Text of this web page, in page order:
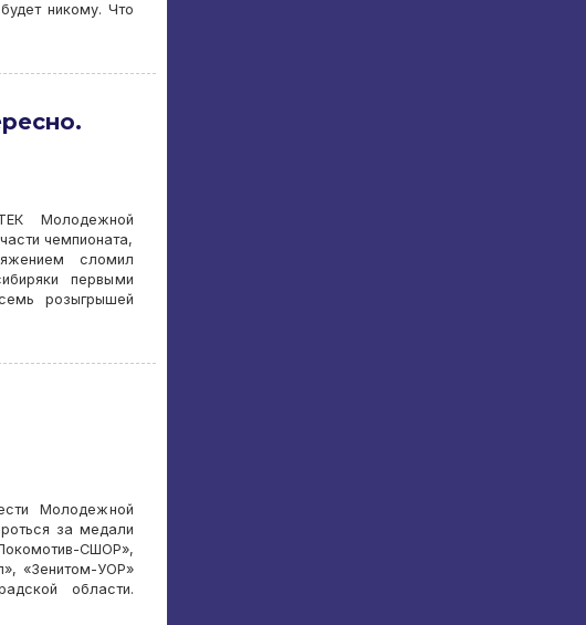
никому. Что
Молодежной
чемпионата,
сломил
первыми
розыгрышей
Молодежной
за медали
СШОР»,
«Зенитом-УОР»
области.